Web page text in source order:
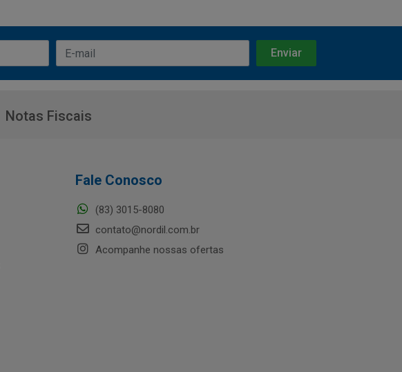
Notas Fiscais
Fale Conosco
(83) 3015-8080
contato@nordil.com.br
Acompanhe nossas ofertas